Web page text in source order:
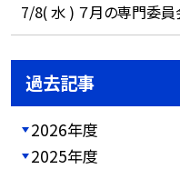
7/8( 水 ) ７月の専門委員
過去記事
2026年度
2025年度